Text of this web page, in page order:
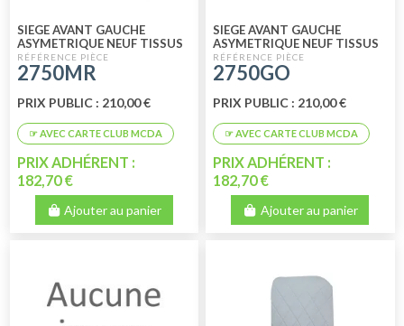
SIEGE AVANT GAUCHE
ASYMETRIQUE NEUF TISSUS
MARRON RAYE
2750MR
PRIX PUBLIC : 210,00 €
PRIX ADHÉRENT :
182,70 €
Ajouter au panier
SIEGE AVANT GAUCHE
ASYMETRIQUE NEUF TISSUS
GRIS ECOSSAIS
2750GO
PRIX PUBLIC : 210,00 €
PRIX ADHÉRENT :
182,70 €
Ajouter au panier